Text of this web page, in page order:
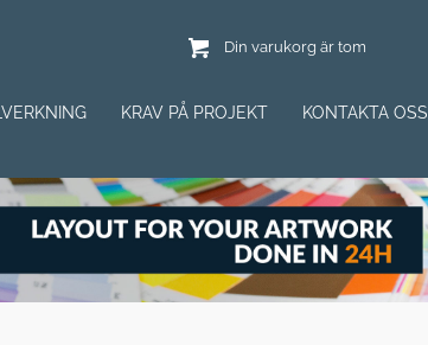
Din varukorg är tom
KRAV PÅ PROJEKT KONTAKTA OSS